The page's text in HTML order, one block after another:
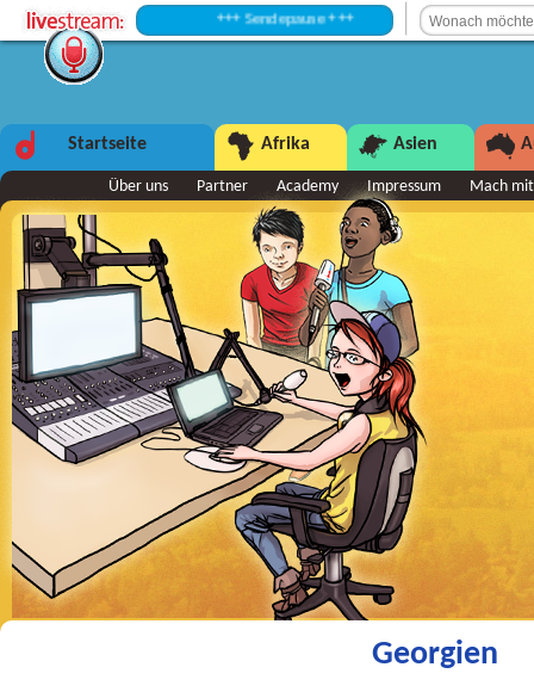
+++ Sendepause +++
Startseite Afrika Asien
Über uns Partner Academy Impressum Mach mit
Georgien